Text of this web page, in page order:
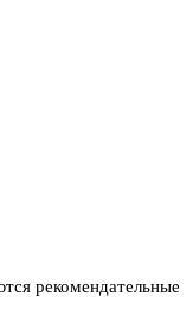
рекомендательные